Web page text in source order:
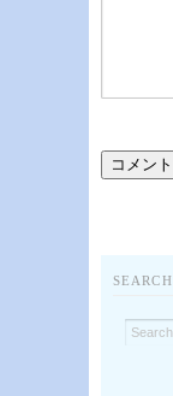
SEARCH